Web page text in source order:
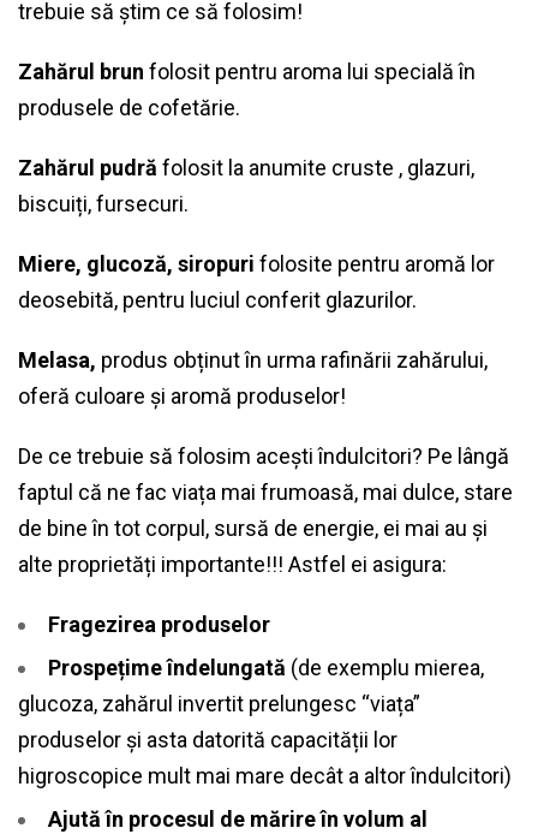
trebuie să știm ce să folosim!
Zahărul brun folosit pentru aroma lui specială în
produsele de cofetărie.
Zahărul pudră folosit la anumite cruste , glazuri,
biscuiți, fursecuri.
Miere, glucoză, siropuri folosite pentru aromă lor
deosebită, pentru luciul conferit glazurilor.
Melasa, produs obținut în urma rafinării zahărului,
oferă culoare și aromă produselor!
De ce trebuie să folosim acești îndulcitori? Pe lângă
faptul că ne fac viața mai frumoasă, mai dulce, stare
de bine în tot corpul, sursă de energie, ei mai au și
alte proprietăți importante!!! Astfel ei asigura:
Fragezirea produselor
Prospețime îndelungată (de exemplu mierea,
glucoza, zahărul invertit prelungesc “viața”
produselor și asta datorită capacității lor
higroscopice mult mai mare decât a altor îndulcitori)
Ajută în procesul de mărire în volum al